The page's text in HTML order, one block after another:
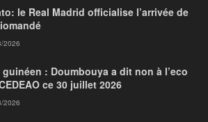
le Real Madrid officialise l’arrivée de
2026
guinéen : Doumbouya a dit non à l’eco
ce 30 juillet 2026
2026